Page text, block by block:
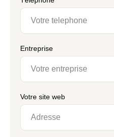
Entreprise
Votre site web